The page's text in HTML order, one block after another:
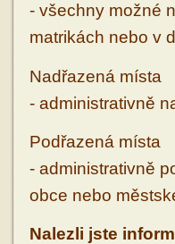
- všechny možné
matrikách nebo v
Nadřazená místa
- administrativně
Podřazená místa
- administrativně
obce nebo
Nalezli jste